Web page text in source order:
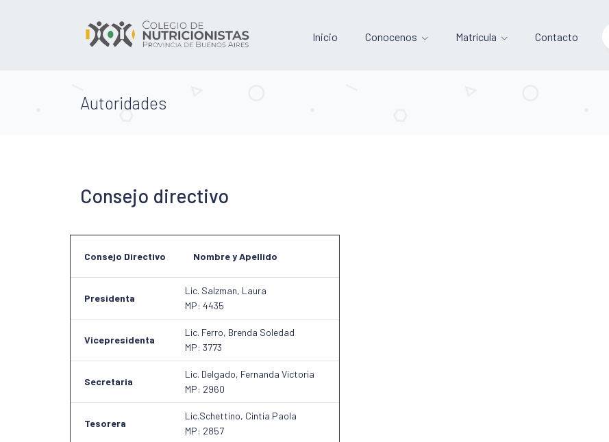
Inicio Conocenos Matrícula Contacto
Autoridades
Consejo directivo
Consejo Directivo Nombre y Apellido
Presidenta
Lic. Salzman, Laura
MP: 4435
Vicepresidenta
Lic. Ferro, Brenda Soledad
MP: 3773
Secretaria
Lic. Delgado, Fernanda Victoria
MP: 2960
Tesorera
Lic.Schettino, Cintia Paola
MP: 2857